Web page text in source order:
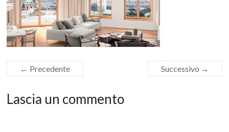
← Precedente Successivo →
Lascia un commento